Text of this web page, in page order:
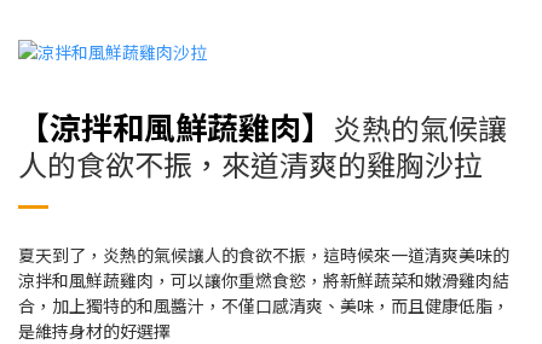
【涼拌和風鮮蔬雞肉】 炎熱的氣候讓
人的食欲不振， 來道清爽的雞胸沙拉
夏天到了，炎熱的氣候讓人的食欲不振，這時候來一道清爽美味的
涼拌和風鮮蔬雞肉，可以讓你重燃食慾，將新鮮蔬菜和嫩滑雞肉結
合，加上獨特的和風醬汁，不僅口感清爽、美味，而且健康低脂，
是維持身材的好選擇